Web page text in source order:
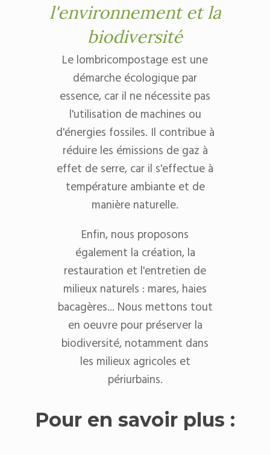
l'environnement et la
biodiversité
Le lombricompostage est une
démarche écologique par
essence, car il ne nécessite pas
l'utilisation de machines ou
d'énergies fossiles. Il contribue à
réduire les émissions de gaz à
effet de serre, car il s'effectue à
température ambiante et de
manière naturelle.
Enfin, nous proposons
également la création, la
restauration et l'entretien de
milieux naturels : mares, haies
bacagères... Nous mettons tout
en oeuvre pour préserver la
biodiversité, notamment dans
les milieux agricoles et
périurbains.
Pour en savoir plus :